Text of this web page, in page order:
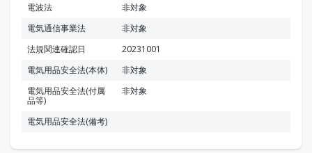
電波法
非対象
電気通信事業法
非対象
法規関連確認日
20231001
電気用品安全法(本体)
非対象
電気用品安全法(付属
品等)
非対象
電気用品安全法(備考)